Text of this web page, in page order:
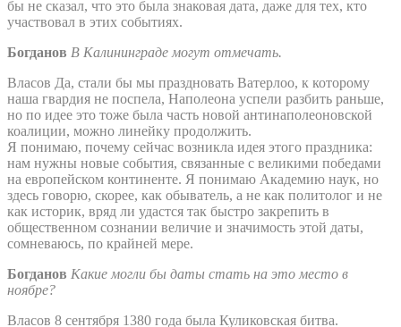
бы не сказал, что это была знаковая дата, даже для тех, кто
участвовал в этих событиях.
Богданов В Калининграде могут отмечать.
Власов Да, стали бы мы праздновать Ватерлоо, к которому
наша гвардия не поспела, Наполеона успели разбить раньше,
но по идее это тоже была часть новой антинаполеоновской
коалиции, можно линейку продолжить.
Я понимаю, почему сейчас возникла идея этого праздника:
нам нужны новые события, связанные с великими победами
на европейском континенте. Я понимаю Академию наук, но
здесь говорю, скорее, как обыватель, а не как политолог и не
как историк, вряд ли удастся так быстро закрепить в
общественном сознании величие и значимость этой даты,
сомневаюсь, по крайней мере.
Богданов Какие могли бы даты стать на это место в
ноябре?
Власов 8 сентября 1380 года была Куликовская битва.